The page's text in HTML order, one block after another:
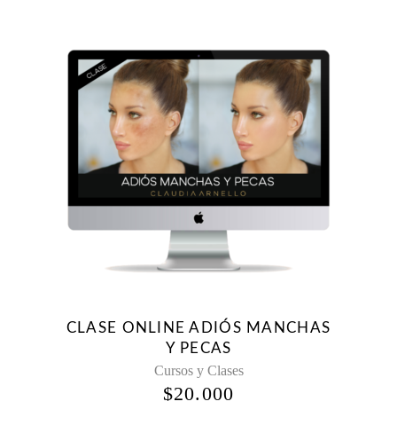
CLASE ONLINE ADIÓS MANCHAS
Y PECAS
Cursos y Clases
$20.000